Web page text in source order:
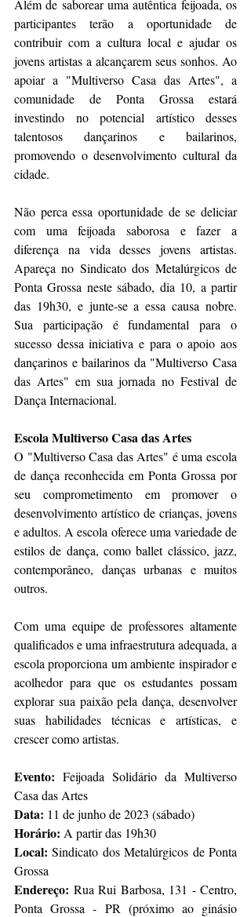
Além de saborear uma autêntica feijoada, os
participantes terão a oportunidade de
contribuir com a cultura local e ajudar os
jovens artistas a alcançarem seus sonhos. Ao
apoiar a "Multiverso Casa das Artes", a
comunidade de Ponta Grossa estará
investindo no potencial artístico desses
talentosos dançarinos e bailarinos,
promovendo o desenvolvimento cultural da
cidade.
Não perca essa oportunidade de se deliciar
com uma feijoada saborosa e fazer a
diferença na vida desses jovens artistas.
Apareça no Sindicato dos Metalúrgicos de
Ponta Grossa neste sábado, dia 10, a partir
das 19h30, e junte-se a essa causa nobre.
Sua participação é fundamental para o
sucesso dessa iniciativa e para o apoio aos
dançarinos e bailarinos da "Multiverso Casa
das Artes" em sua jornada no Festival de
Dança Internacional.
Escola Multiverso Casa das Artes
O "Multiverso Casa das Artes" é uma escola
de dança reconhecida em Ponta Grossa por
seu comprometimento em promover o
desenvolvimento artístico de crianças, jovens
e adultos. A escola oferece uma variedade de
estilos de dança, como ballet clássico, jazz,
contemporâneo, danças urbanas e muitos
outros.
Com uma equipe de professores altamente
qualificados e uma infraestrutura adequada, a
escola proporciona um ambiente inspirador e
acolhedor para que os estudantes possam
explorar sua paixão pela dança, desenvolver
suas habilidades técnicas e artísticas, e
crescer como artistas.
Evento: Feijoada Solidário da Multiverso
Casa das Artes
Data: 11 de junho de 2023 (sábado)
Horário: A partir das 19h30
Local: Sindicato dos Metalúrgicos de Ponta
Grossa
Endereço: Rua Rui Barbosa, 131 - Centro,
Ponta Grossa - PR (próximo ao ginásio